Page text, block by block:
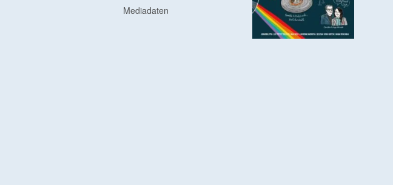
Mediadaten